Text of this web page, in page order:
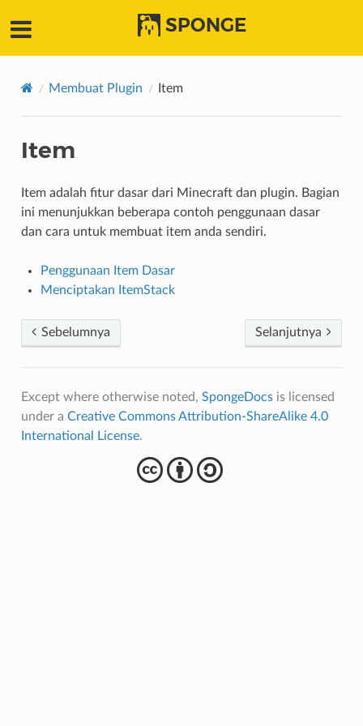
SPONGE
Membuat Plugin Item
Item
Item adalah fitur dasar dari Minecraft dan plugin. Bagian
ini menunjukkan beberapa contoh penggunaan dasar
dan cara untuk membuat item anda sendiri.
Penggunaan Item Dasar
Menciptakan ItemStack
Selanjutnya
Sebelumnya
Except where otherwise noted, SpongeDocsis licensed
under a Creative Commons Attribution-ShareAlike 4.0
International License.
cba